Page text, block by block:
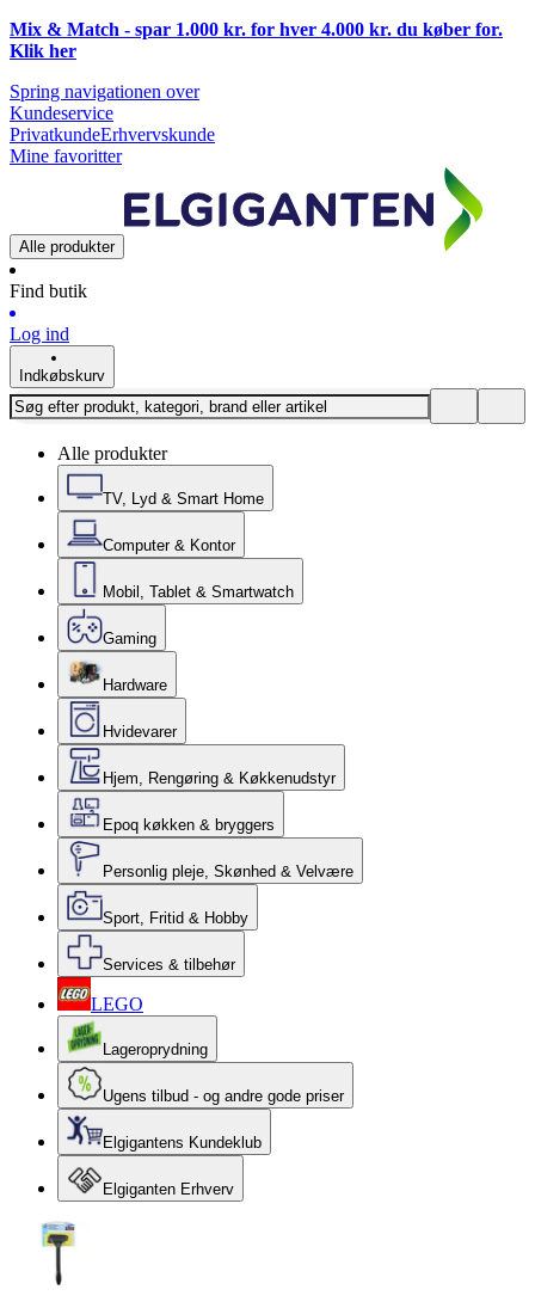
Mix & Match - spar 1.000 kr. for hver 4.000 kr. du køber for.
Klik her
Spring navigationen over
Kundeservice
PrivatkundeErhvervskunde
Mine favoritter
Alle produkter
Find butik
Log ind
Indkøbskurv
Alle produkter
TV, Lyd & Smart Home
Computer & Kontor
Mobil, Tablet & Smartwatch
Gaming
Hardware
Hvidevarer
Hjem, Rengøring & Køkkenudstyr
Epoq køkken & bryggers
Personlig pleje, Skønhed & Velvære
Sport, Fritid & Hobby
Services & tilbehør
LEGO
Lageroprydning
Ugens tilbud - og andre gode priser
Elgigantens Kundeklub
Elgiganten Erhverv